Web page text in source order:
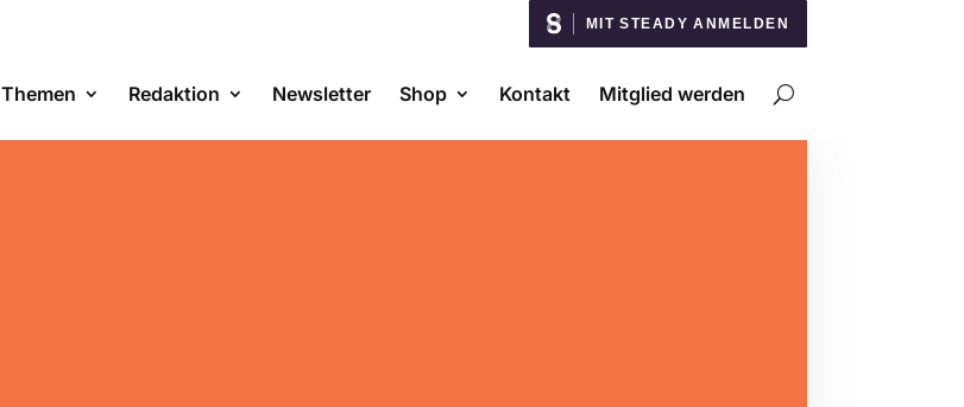
MIT STEADY ANMELDEN
Themen Redaktion Newsletter Shop Kontakt Mitglied werden